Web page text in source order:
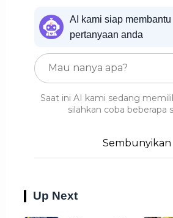
AI kami siap membantu
pertanyaan anda
Saat ini AI kami sedang
silahkan coba beberapa
Sembunyikan
Up Next